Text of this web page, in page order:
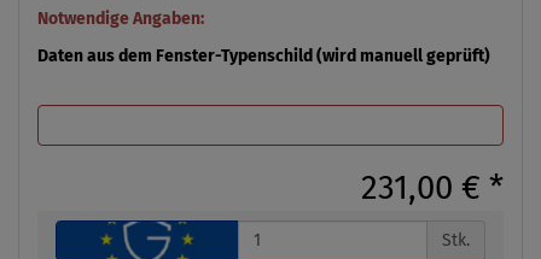
Notwendige Angaben:
Daten aus dem Fenster-Typenschild (wird manuell geprüft)
231,00 € *
Stk.